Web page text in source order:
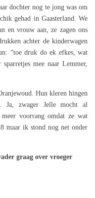
dochter nog te jong was om
gehad in Gaasterland. We
en vrouw aan, ze zagen ons
achter de kinderwagen
“toe druk do ek efkes, wat
mee naar Lemmer,
Hun kleren hingen
Ja, zwager Jelle mocht al
voorrang omdat ze wat
maar ik stond nog net onder
graag over vroeger